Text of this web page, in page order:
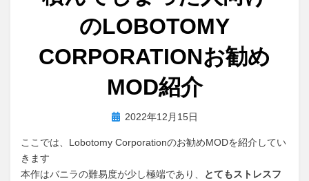
のLOBOTOMY
CORPORATIONお勧め
MOD紹介
投稿者おわむぎ
投
日:
2022年12月15日
ここでは、Lobotomy Corporationのお勧めMODを紹介してい
きます
本作はバニラの難易度が少し極端であり、
とてもストレスフ